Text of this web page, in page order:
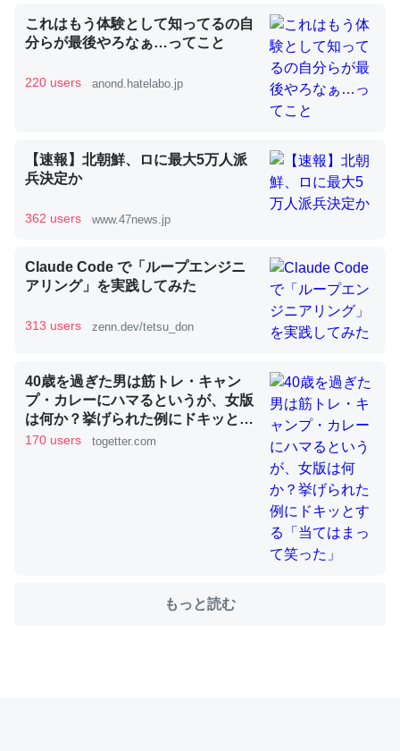
昆虫ってカルシウム少ないのか。知らんかった。調べたら
コオロギのカルシウム分はエビの600分の1程度。
─ニュース :: 【研究発表】昆虫学の大問題＝「昆虫はなぜ海にいな
いのか」に関する新仮説
論文では「淡水はカルシウムも酸素も不足してて両方に不
利だから両方が拮抗してるのでは」とあって面白い。海に
ずキチンを強化してる筈だが、酵素が違うのか？
─ニュース :: 【研究発表】昆虫学の大問題＝「昆虫はなぜ海にいな
いのか」に関する新仮説
これを元に考えるとカルシウムを大量に使う脊椎動物と貝
類は苦労してるんだな…。腹足類だと殻を無くしてナメク
─ニュース :: 【研究発表】昆虫学の大問題＝「昆虫はなぜ海にいな
ウチもEchoを実家に置いて４年。でたまに覗いてる。ぼ
これはもう体験として知ってるの自
分らが最後やろなぁ…ってこと
220 users anond.hatelabo.jp
【速報】北朝鮮、ロに最大5万人派
兵決定か
362 users www.47news.jp
Claude Code で「ループエンジニ
アリング」を実践してみた
313 users zenn.dev/tetsu_don
40歳を過ぎた男は筋トレ・キャン
プ・カレーにハマるというが、女版
は何か？挙げられた例にドキッとす
る「当てはまって笑った」
170 users togetter.com
もっと読む